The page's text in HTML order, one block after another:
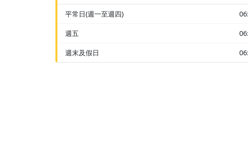
平常日(週一至週四)
週五
週末及假日